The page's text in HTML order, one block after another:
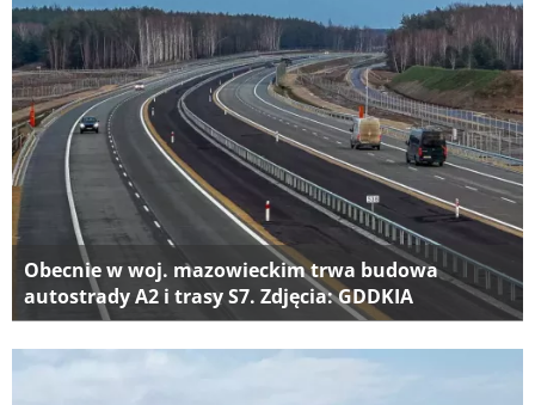
Obecnie w woj. mazowieckim trwa budowa
autostrady A2 i trasy S7. Zdjęcia: GDDKIA